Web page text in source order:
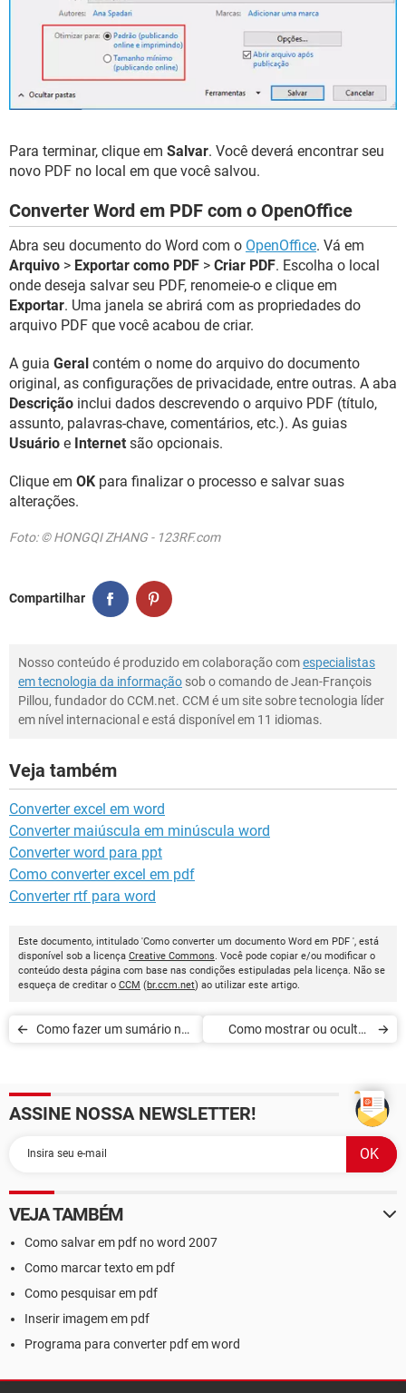
Para terminar, clique em Salvar. Você deverá encontrar seu
novo PDF no local em que você salvou.
Converter Word em PDF com o OpenOffice
Abra seu documento do Word com o OpenOffice. Vá em
Arquivo > Exportar como PDF > Criar PDF. Escolha o local
onde deseja salvar seu PDF, renomeie-o e clique em
Exportar. Uma janela se abrirá com as propriedades do
arquivo PDF que você acabou de criar.
A guia Geral contém o nome do arquivo do documento
original, as configurações de privacidade, entre outras. A aba
Descrição inclui dados descrevendo o arquivo PDF (título,
assunto, palavras-chave, comentários, etc.). As guias
Usuário e Internet são opcionais.
Clique em OK para finalizar o processo e salvar suas
alterações.
Foto: © HONGQI ZHANG - 123RF.com
Compartilhar
Nosso conteúdo é produzido em colaboração comespecialistas
em tecnologia da informação sob o comando de Jean-François
Pillou, fundador do CCM.net. CCM é um site sobre tecnologia líder
em nível internacional e está disponível em 11 idiomas.
Veja também
Converter excel em word
Converter maiúscula em minúscula word
Converter word para ppt
Como converter excel em pdf
Converter rtf para word
Este documento, intitulado 'Como converter um documento Word em PDF ', está
disponível sob a licença Creative Commons. Você pode copiar e/ou modificar o
conteúdo desta página com base nas condições estipuladas pela licença. Não se
esqueça de creditar o CCM (br.ccm.net) ao utilizar este artigo.
Como fazer um sumário no
Como mostrar ou ocultar
ASSINE NOSSA NEWSLETTER!
VEJA TAMBÉM
Como salvar em pdf no word 2007
Como marcar texto em pdf
Como pesquisar em pdf
Inserir imagem em pdf
Programa para converter pdf em word